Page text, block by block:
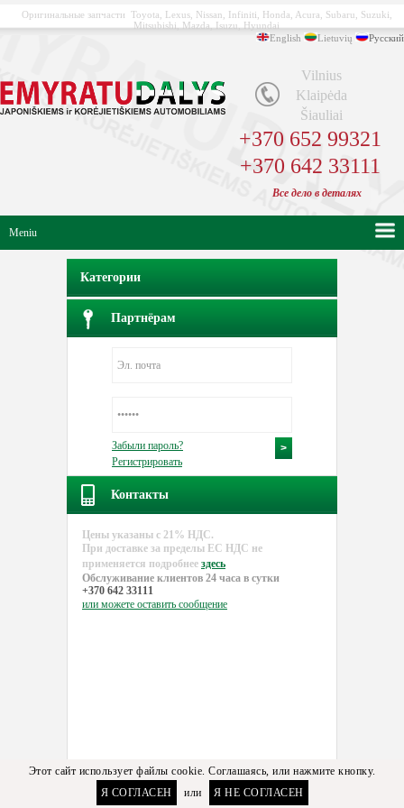
Оригинальные запчасти Toyota, Lexus, Nissan, Infiniti, Honda, Acura, Subaru, Suzuki,
Mitsubishi, Mazda, Isuzu, Hyundai
English
Lietuvių Русский
Vilnius
Klaipėda
Šiauliai
+370 652 99321
+370 642 33111
Bсе дело в деталях
Meniu
Категории
Партнёрам
Забыли пароль?
Регистрировать
Контакты
Цены указаны с 21% НДС.
При доставке за пределы EC НДС не
применяется подробнее здесь
Обслуживание клиентов 24 часа в сутки
+370 642 33111
или можете оставить сообщение
Этот сайт использует файлы cookie. Соглашаясь, или нажмите кнопку.
Я СОГЛАСЕН
или Я НЕ СОГЛАСЕН